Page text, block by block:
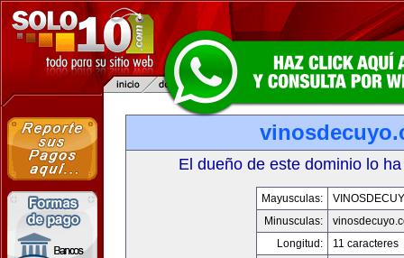
El dueño de este dominio lo
Mayusculas:
Minusculas:
Longitud:
11 caracteres